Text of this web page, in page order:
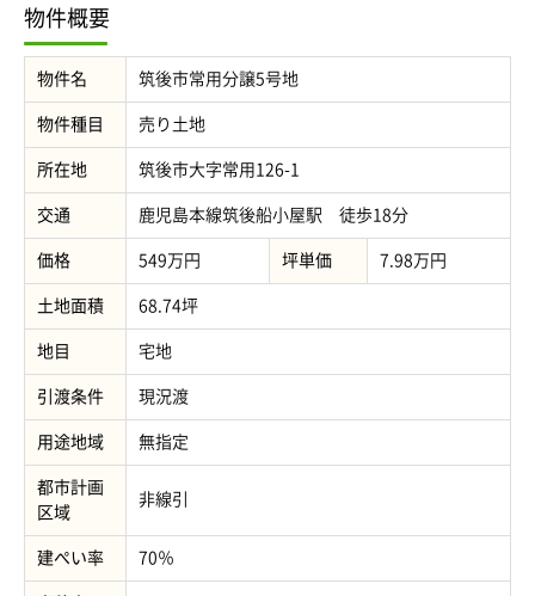
物件概要
物件名 筑後市常用分譲5号地
物件種目 売り土地
所在地 筑後市大字常用126-1
交通 鹿児島本線筑後船小屋駅 徒歩18分
価格 549万円 坪単価 7.98万円
土地面積 68.74坪
地目 宅地
引渡条件 現況渡
用途地域 無指定
都市計画
区域
非線引
建ぺい率 70％